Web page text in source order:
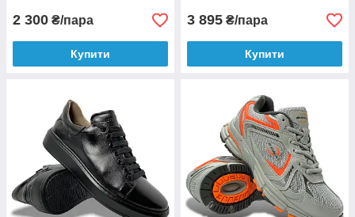
2 300 ₴/пара
Купити
3 895 ₴/пара
Купити